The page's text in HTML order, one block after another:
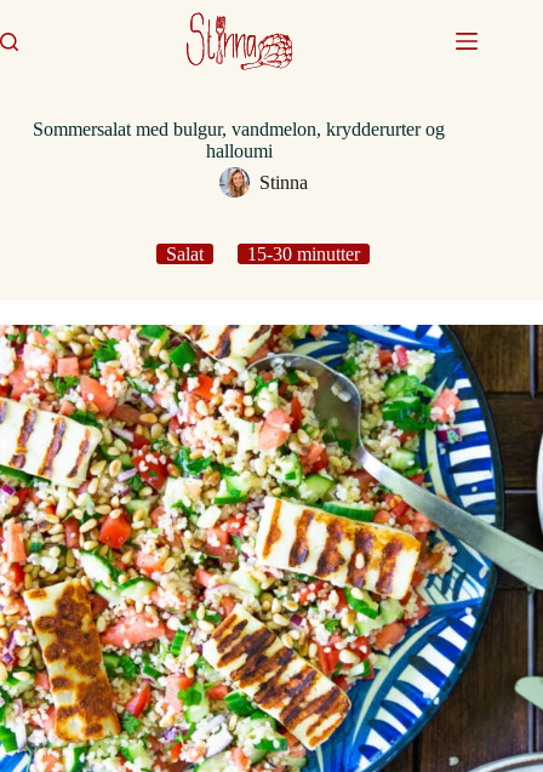
til
indhold
Sommersalat med bulgur, vandmelon, krydderurter og
halloumi
Stinna
Salat 15-30 minutter